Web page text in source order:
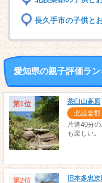
長久手市の子供と
愛知県の親子評価ラ
第1位 茶臼山高原
北設楽郡
片道40分
も楽しい。
第2位 旧本多忠